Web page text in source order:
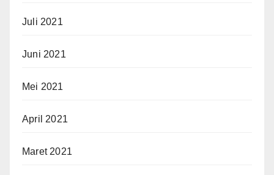
Juli 2021
Juni 2021
Mei 2021
April 2021
Maret 2021